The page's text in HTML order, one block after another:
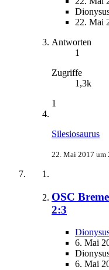
22. Mai
Antworten
1
Zugriffe
1,3k
1
Silesiosaurus
22. Mai 2017 um
OSC
2:3
6. Mai
6. Mai